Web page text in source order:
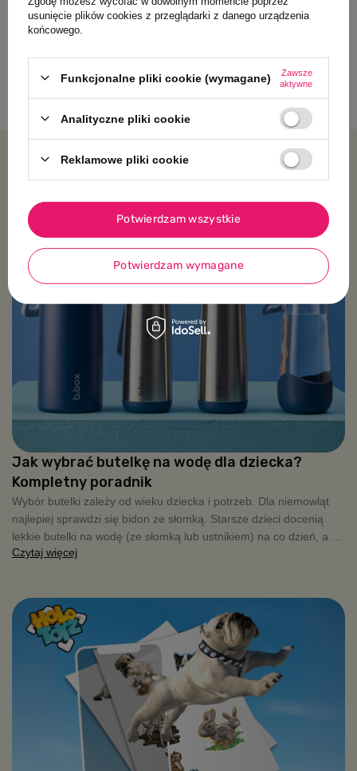
Topbright Tablica manipulacyjna
Montessori dla dzieci - z kostką i
199,00 PLN
Platforma wiedzy
Jak wybrać butelkę na wodę dla dziecka?
Kompletny poradnik
Wybór butelki zależy od wieku dziecka i potrzeb. Dla niemowląt
najlepiej sprawdzi się bidon ze słomką. Starsze dzieci docenią
lekkie butelki na wodę (ze słomką lub ustnikiem) na co dzień, a na
wycieczki czy chłodniejsze dni warto wybrać modele termiczne ze
Czytaj więcej
usunięcie plików cookies z przeglądarki z danego urządzenia
końcowego.
Funkcjonalne pliki cookie (wymagane)
Zawsze
aktywne
Analityczne pliki cookie
Reklamowe pliki cookie
Potwierdzam wymagane
Potwierdzam wszystkie